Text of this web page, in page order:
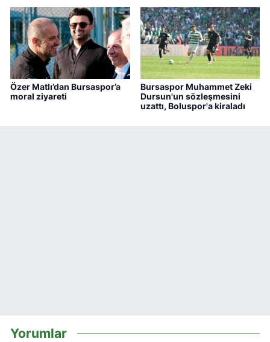
Özer Matlı’dan Bursaspor’a
moral ziyareti
Bursaspor Muhammet Zeki
Dursun'un sözleşmesini
uzattı, Boluspor'a kiraladı
Yorumlar